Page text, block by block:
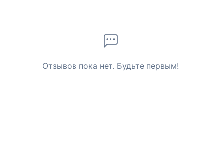
Отзывов пока нет. Будьте первым!